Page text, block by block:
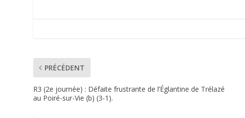
PRÉCÉDENT
R3 (2e journée) : Défaite frustrante de l’Églantine de Trélazé
au Poiré-sur-Vie (b) (3-1).